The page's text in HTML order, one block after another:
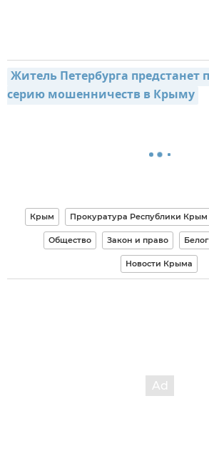
Житель Петербурга предстанет
серию мошенничеств в Крыму
Крым Прокуратура Республики Крым
Общество Закон и право
Новости Крыма